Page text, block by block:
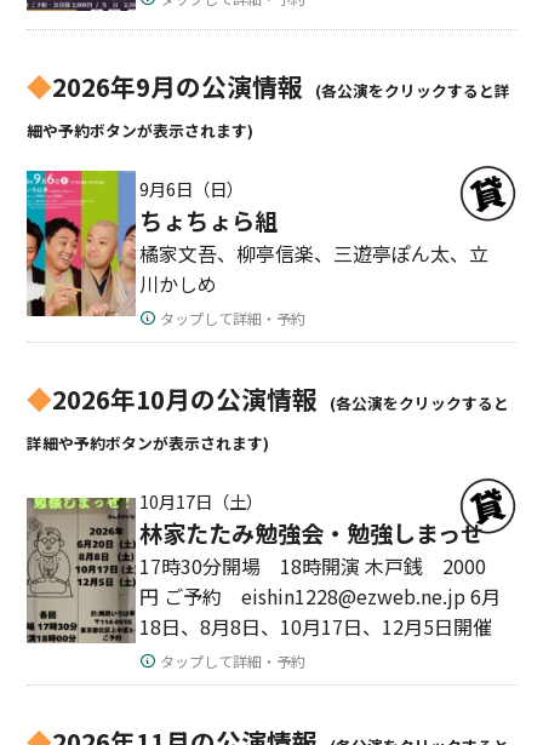
◆2026年9月の公演情報
(各公演をクリックすると詳
細や予約ボタンが表示されます)
9月6日（日）
ちょちょら組
橘家文吾、柳亭信楽、三遊亭ぽん太、立
川かしめ
タップして詳細・予約
◆2026年10月の公演情報
(各公演をクリックすると
詳細や予約ボタンが表示されます)
10月17日（土）
林家たたみ勉強会・勉強しまっせ
17時30分開場 18時開演 木戸銭 2000
円 ご予約 eishin1228@ezweb.ne.jp 6月
18日、8月8日、10月17日、12月5日開催
タップして詳細・予約